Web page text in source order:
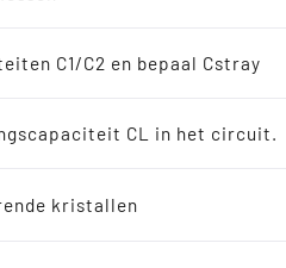
C1/C2 en bepaal Cstray
CL in het circuit.
kristallen